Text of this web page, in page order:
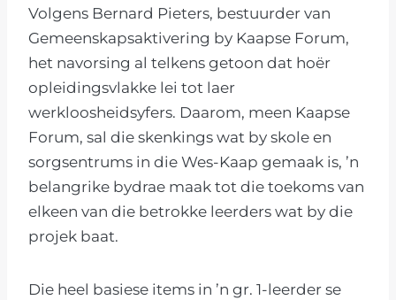
Volgens Bernard Pieters, bestuurder van
Gemeenskapsaktivering by Kaapse Forum,
het navorsing al telkens getoon dat hoër
opleidingsvlakke lei tot laer
werkloosheidsyfers. Daarom, meen Kaapse
Forum, sal die skenkings wat by skole en
sorgsentrums in die Wes-Kaap gemaak is, ’n
belangrike bydrae maak tot die toekoms van
elkeen van die betrokke leerders wat by die
projek baat.
Die heel basiese items in ’n gr. 1-leerder se